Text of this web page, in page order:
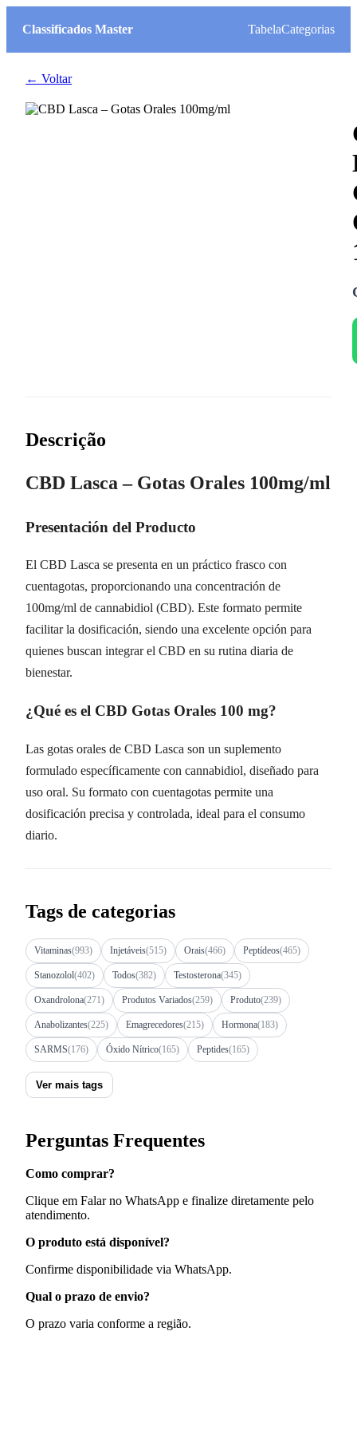
Classificados Master TabelaCategorias
← Voltar
Descrição
CBD Lasca – Gotas Orales 100mg/ml
Presentación del Producto
El CBD Lasca se presenta en un práctico frasco con
cuentagotas, proporcionando una concentración de
100mg/ml de cannabidiol (CBD). Este formato permite
facilitar la dosificación, siendo una excelente opción para
quienes buscan integrar el CBD en su rutina diaria de
bienestar.
¿Qué es el CBD Gotas Orales 100 mg?
Las gotas orales de CBD Lasca son un suplemento
formulado específicamente con cannabidiol, diseñado para
uso oral. Su formato con cuentagotas permite una
dosificación precisa y controlada, ideal para el consumo
diario.
Tags de categorias
Vitaminas(993) Injetáveis(515) Orais(466) Peptídeos(465)
Stanozolol(402) Todos(382) Testosterona(345)
Oxandrolona(271) Produtos Variados(259) Produto(239)
Anabolizantes(225) Emagrecedores(215) Hormona(183)
SARMS(176) Óxido Nítrico(165) Peptides(165)
Ver mais tags
Perguntas Frequentes
Como comprar?
Clique em Falar no WhatsApp e finalize diretamente pelo
atendimento.
O produto está disponível?
Confirme disponibilidade via WhatsApp.
Qual o prazo de envio?
O prazo varia conforme a região.